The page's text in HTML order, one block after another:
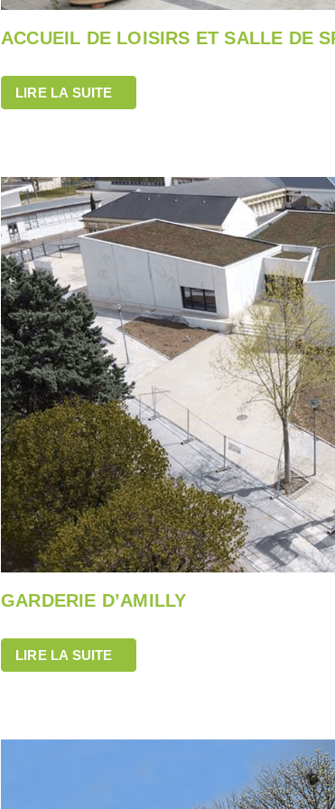
ACCUEIL DE LOISIRS ET SALLE DE
LIRE LA SUITE
GARDERIE D’AMILLY
LIRE LA SUITE